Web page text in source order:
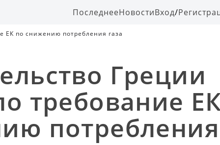
ПоследнееНовостиВход/
ЕК по снижению потребления газа
Греции
требование
потребления